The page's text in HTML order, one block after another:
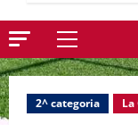
Menu
principale
2^ categoria